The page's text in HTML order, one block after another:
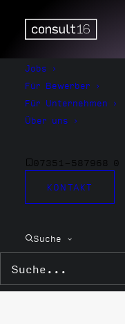
Jobs
Für Bewerber
Für Unternehmen
Über uns
07351-587968 0
KONTAKT
Suche